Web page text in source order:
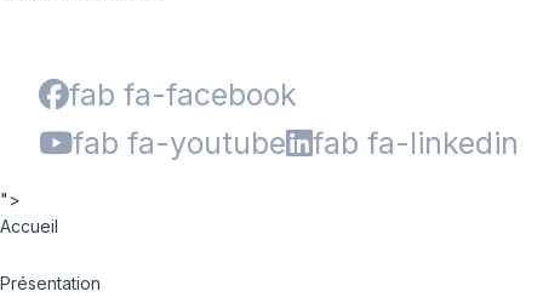
fab fa-facebook
fab fa-youtube
fab fa-linkedin
">
Accueil
Présentation